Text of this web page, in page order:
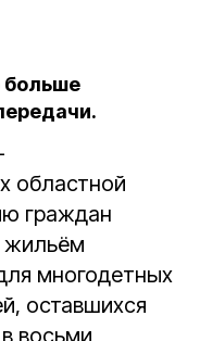
больше
областной
граждан
жильём
многодетных
оставшихся
восьми